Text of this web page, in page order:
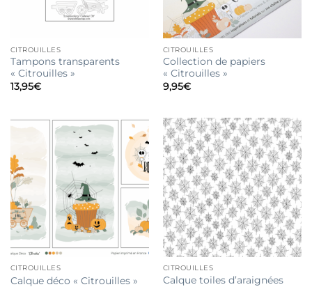
CITROUILLES
Tampons transparents
« Citrouilles »
13,95€
CITROUILLES
Collection de papiers
« Citrouilles »
9,95€
CITROUILLES
Calque déco « Citrouilles »
CITROUILLES
Calque toiles d’araignées